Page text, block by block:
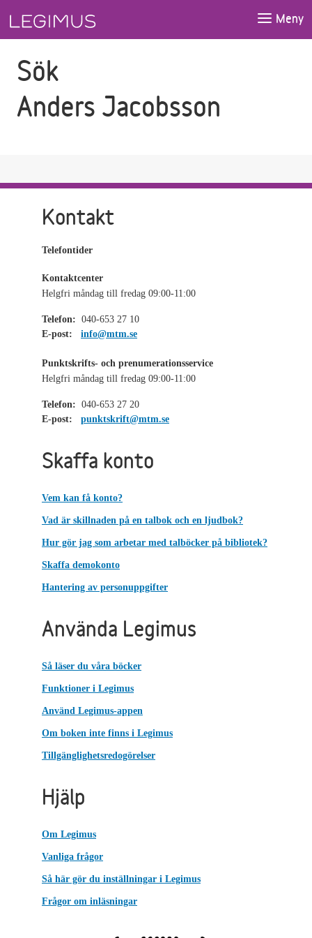
Meny
Sök
Anders Jacobsson
Kontakt
Telefontider
Kontaktcenter
Helgfri måndag till fredag 09:00-11:00
Telefon: 040-653 27 10
E-post:
info@mtm.se
Punktskrifts- och prenumerationsservice
Helgfri måndag till fredag 09:00-11:00
Telefon: 040-653 27 20
E-post:
punktskrift@mtm.se
Skaffa konto
Vem kan få konto?
Vad är skillnaden på en talbok och en ljudbok?
Hur gör jag som arbetar med talböcker på bibliotek?
Skaffa demokonto
Hantering av personuppgifter
Använda Legimus
Så läser du våra böcker
Funktioner i Legimus
Använd Legimus-appen
Om boken inte finns i Legimus
Tillgänglighetsredogörelser
Hjälp
Om Legimus
Vanliga frågor
Så här gör du inställningar i Legimus
Frågor om inläsningar